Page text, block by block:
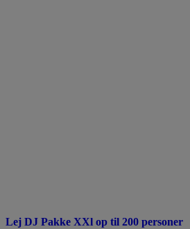
Lej DJ Pakke XXl op til 200 personer